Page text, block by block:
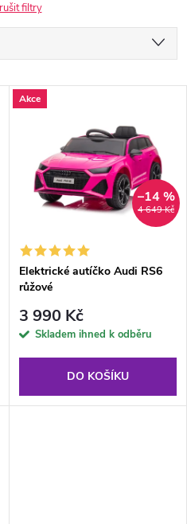
filtry
Akce
4 649 Kč
–14 %
Elektrické autíčko Audi RS6
růžové
3 990 Kč
Skladem ihned k odběru
DO KOŠÍKU